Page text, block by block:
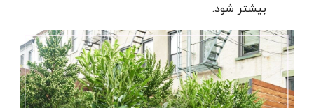
بیشتر شود.